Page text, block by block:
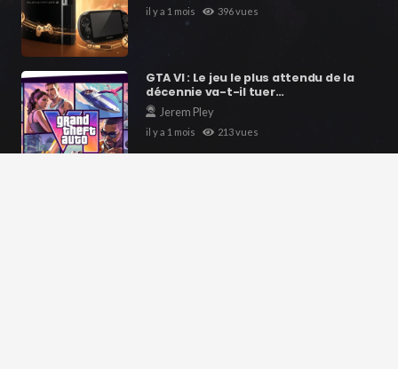
il y a 1 mois 396vues
GTA VI : Le jeu le plus attendu de la
décennie va-t-il tuer…
Jerem Pley
il y a 1 mois 213vues